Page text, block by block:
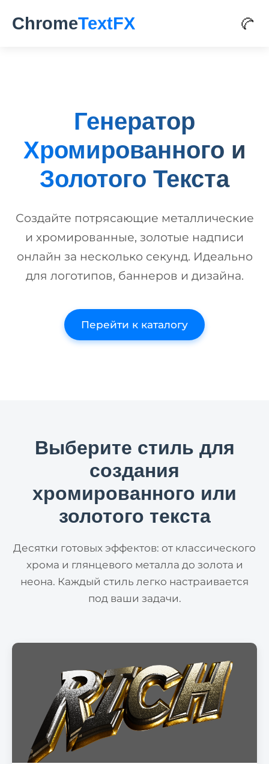
ChromeTextFX 🌙
Генератор
Хромированного и
Золотого Текста
Создайте потрясающие металлические
и хромированные, золотые надписи
онлайн за несколько секунд. Идеально
для логотипов, баннеров и дизайна.
Перейти к каталогу
Выберите стиль для
создания
хромированного или
золотого текста
Десятки готовых эффектов: от классического
хрома и глянцевого металла до золота и
неона. Каждый стиль легко настраивается
под ваши задачи.